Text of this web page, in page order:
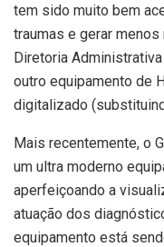
tem sido muito bem
traumas e gerar
Diretoria
outro equipamento de
digitalizado
Mais recentemente, o
um ultra moderno
aperfeiçoando a
atuação dos
equipamento está